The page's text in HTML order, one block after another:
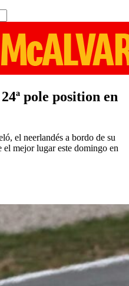
pole position en
el neerlandés a bordo de su
mejor lugar este domingo en